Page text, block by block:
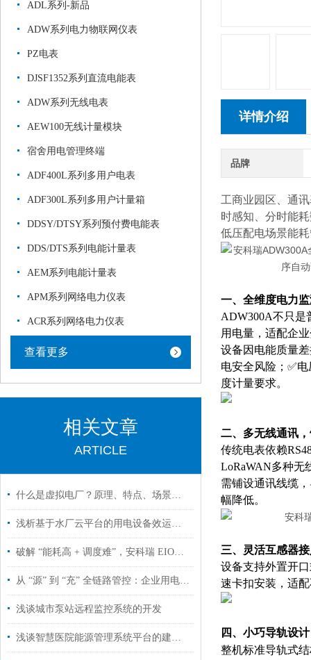
ADL系列-新品
ADW系列电力物联网仪表
PZ电表
DJSF1352系列直流电能表
ADW系列无线电表
AEW100无线计量模块
宿舍用电管理终端
ADF400L系列多用户电表
ADF300L系列多用户计量箱
DDSY/DTSY系列预付费电能表
DDS/DTS系列电能计量表
AEM系列电能计量表
APM系列网络电力仪表
ACR系列网络电力仪表
查看更多
相关文章
ARTICLE
什么是虚拟电厂？原理、特点、场景，一篇看懂安科瑞虚拟电厂解决方案
浅析基于水厂云平台的用电设备效运行管理系统
破解 “能耗高 + 调度难”，安科瑞 EIOT 让智慧城市能源管理更智能
从 “源” 到 “充” 全链路管控：企业用电升级的源网荷储充方案
浅谈城市泵站远程监控系统的开发
浅谈智慧医院能源管理系统平台的建设思考与实践
详情介绍
品牌
工商业园区、通
时感知、分时能
低压配电场景能
一、全维度电力
ADW300A不只是
用电量，适配企
设备因电能质量
电安全风险；✅
度计量要求。
二、多无线通讯
传统电表依赖
LoRaWAN多种无
需铺设通讯线缆
幅降低。
三、灵活互感器
设备支持外置开
速卡扣安装，适
四、小巧导轨设
整机标准导轨式